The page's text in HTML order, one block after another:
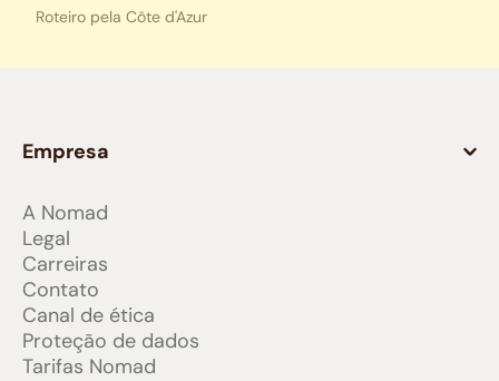
Roteiro pela Côte d'Azur
Empresa
A Nomad
Legal
Carreiras
Contato
Canal de ética
Proteção de dados
Tarifas Nomad